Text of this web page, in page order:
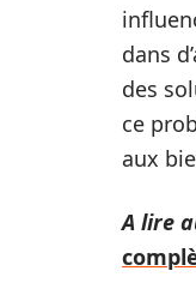
dans
des
ce
aux
A lire